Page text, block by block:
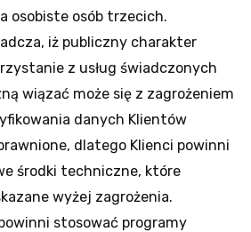
osobiste osób trzecich.
iż publiczny charakter
z usług świadczonych
wiązać może się z zagrożeniem
danych Klientów
dlatego Klienci powinni
środki techniczne, które
wyżej zagrożenia.
stosować programy